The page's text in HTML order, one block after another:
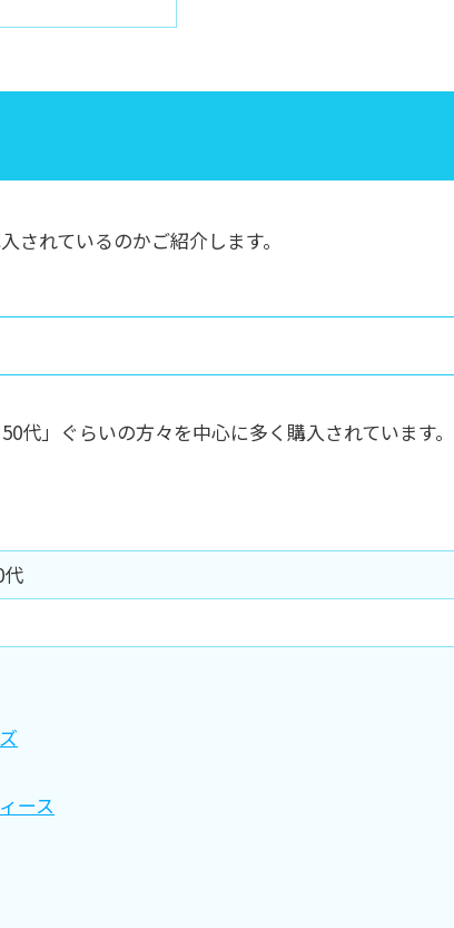
されているのかご紹介します。
代」ぐらいの方々を中心に多く購入されています。
ース